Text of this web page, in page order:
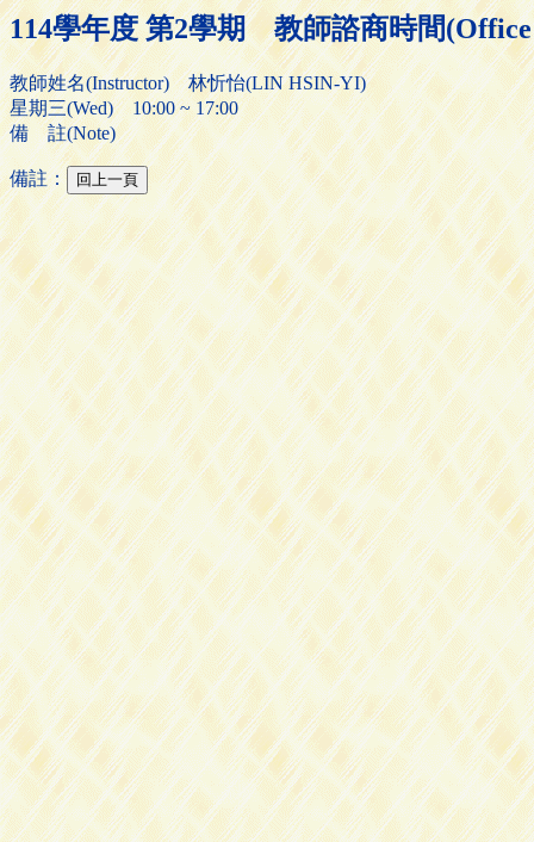
114學年度 第2學期 教師諮商時間
教師姓名(Instructor) 林忻怡(LIN HSIN-YI)
星期三(Wed) 10:00 ~ 17:00
備 註(Note)
備註：